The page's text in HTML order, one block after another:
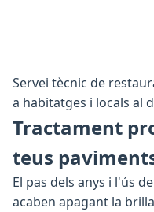
Servei tècnic de
a habitatges i locals al
Tractament
teus
El pas dels anys i l'ús
acaben apagant la